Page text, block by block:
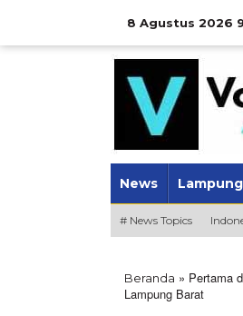
8 Agustus 2026
News Lampung
# News Topics
Beranda » Pertama
Lampung Barat